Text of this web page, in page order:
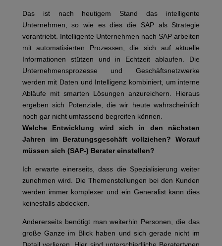
Das ist nach heutigem Stand das intelligente
Unternehmen, so wie es dies die SAP als Strategie
vorantriebt. Intelligente Unternehmen nach SAP arbeiten
mit automatisierten Prozessen, die sich auf aktuelle
Informationen stützen und in Echtzeit ablaufen. Die
Unternehmensprozesse und Geschäftsnetzwerke
werden mit Daten und Intelligenz kombiniert, um interne
Abläufe mit smarten Lösungen anzureichern. Hieraus
ergeben sich Potenziale, die wir heute wahrscheinlich
noch gar nicht umfassend begreifen können.
Welche Entwicklung wird sich in den nächsten
Jahren im Beratungsgeschäft vollziehen? Worauf
müssen sich (SAP-) Berater einstellen?
Ich erwarte einerseits, dass die Spezialisierung weiter
zunehmen wird. Die Themenstellungen bei den Kunden
werden immer komplexer und ein Generalist kann dies
keinesfalls abdecken.
Andererseits benötigt man weiterhin Personen, die das
große Ganze im Blick haben und sich gerade nicht im